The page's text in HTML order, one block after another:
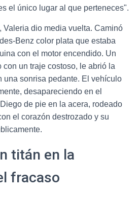
el único lugar al que perteneces".
Valeria dio media vuelta. Caminó
Benz color plata que estaba
con el motor encendido. Un
con un traje costoso, le abrió la
una sonrisa pedante. El vehículo
desapareciendo en el
de pie en la acera, rodeado
el corazón destrozado y su
titán en la
fracaso